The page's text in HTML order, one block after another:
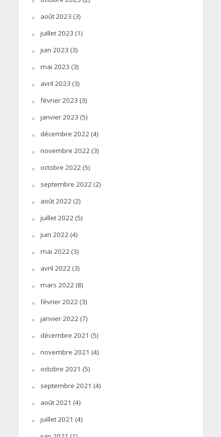
août 2023 (3)
juillet 2023 (1)
juin 2023 (3)
mai 2023 (3)
avril 2023 (3)
février 2023 (3)
janvier 2023 (5)
décembre 2022(4)
novembre 2022(3)
octobre 2022(5)
septembre 2022(2)
août 2022(2)
juillet 2022(5)
juin 2022(4)
mai 2022(3)
avril 2022(3)
mars 2022(8)
février 2022(3)
janvier 2022(7)
décembre 2021 (5)
novembre 2021 (4)
octobre 2021 (5)
septembre 2021 (4)
août 2021 (4)
juillet 2021 (4)